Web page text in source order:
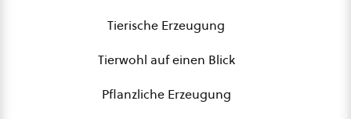
Tierische Erzeugung
Tierwohl auf einen Blick
Pflanzliche Erzeugung